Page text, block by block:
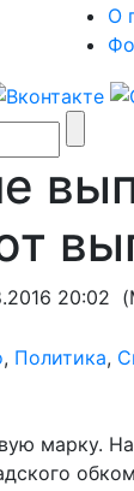
О
20:02
, Политика,
марку.